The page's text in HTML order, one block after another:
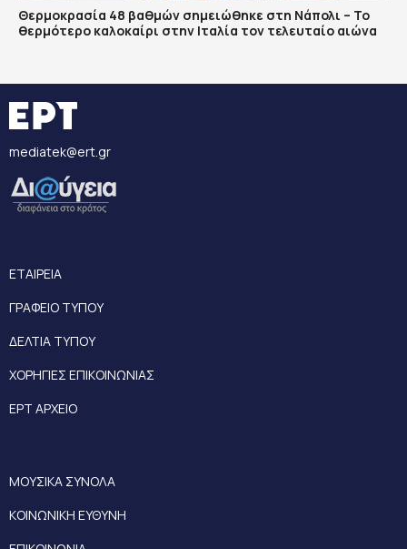
Θερμοκρασία 48 βαθμών σημειώθηκε στη Νάπολι – Το
θερμότερο καλοκαίρι στην Ιταλία τον τελευταίο αιώνα
mediatek@ert.gr
ΕΤΑΙΡΕΙΑ
ΓΡΑΦΕΙΟ ΤΥΠΟΥ
ΔΕΛΤΙΑ ΤΥΠΟΥ
ΧΟΡΗΓΙΕΣ ΕΠΙΚΟΙΝΩΝΙΑΣ
ΕΡΤ ΑΡΧΕΙΟ
ΜΟΥΣΙΚΑ ΣΥΝΟΛΑ
ΚΟΙΝΩΝΙΚΗ ΕΥΘΥΝΗ